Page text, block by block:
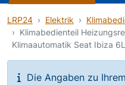
LRP24 Elektrik
Klimabedienteil
Klimaautomatik Seat Ibiza 6L
Die Angaben zu